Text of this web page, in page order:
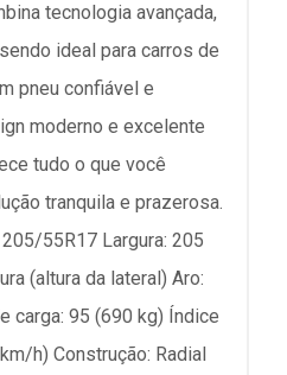
tecnologia avançada,
ideal para carros de
pneu confiável e
moderno e excelente
tudo o que você
tranquila e prazerosa.
55R17 Largura: 205
(altura da lateral) Aro:
carga: 95 (690 kg) Índice
h) Construção: Radial